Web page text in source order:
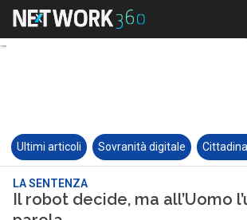
Ultimi articoli Sovranità digitale
LA SENTENZA
Il robot decide, ma all’Uomo